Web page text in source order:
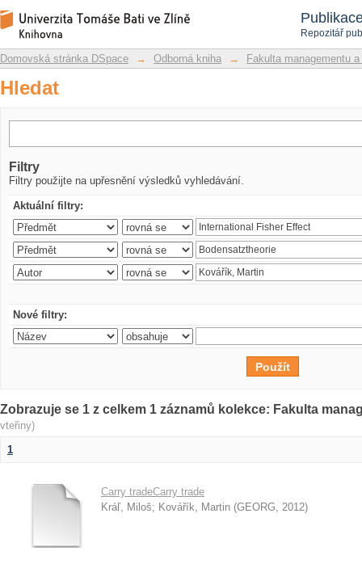
Repozitář
Hledat
Repozitář DSpace/Manakin
Domovská stránka DSpace → Odborná kniha → Fakulta managementu
Hledat
Filtry
Filtry použijte na upřesnění výsledků vyhledávání.
Aktuální filtry:
Nové filtry:
Zobrazuje se 1 z celkem 1 záznamů kolekce: Fakulta
vteřiny)
1
Carry tradeCarry trade
Kráľ, Miloš; Kovářík, Martin (GEORG, 2012)